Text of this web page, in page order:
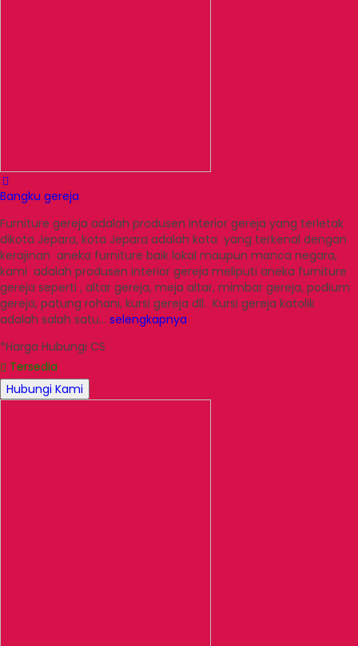
Bangku gereja
Furniture gereja adalah produsen interior gereja yang terletak
dikota Jepara, kota Jepara adalah kota yang terkenal dengan
kerajinan aneka furniture baik lokal maupun manca negara,
kami adalah produsen interior gereja meliputi aneka furniture
gereja seperti , altar gereja, meja altar, mimbar gereja, podium
gereja, patung rohani, kursi gereja dll. Kursi gereja katolik
adalah salah satu… selengkapnya
*Harga Hubungi CS
Tersedia
Hubungi Kami